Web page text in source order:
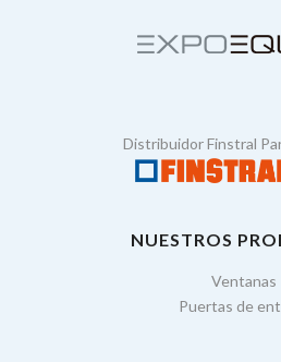
Distribuidor Finstral
NUESTROS
Ventanas
Puertas de